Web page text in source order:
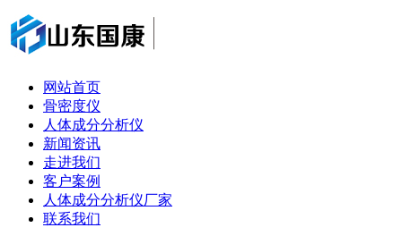
网站首页
骨密度仪
人体成分分析仪
新闻资讯
走进我们
客户案例
人体成分分析仪厂家
联系我们